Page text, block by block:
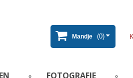
Mandje (0)
FOTOGRAFIE